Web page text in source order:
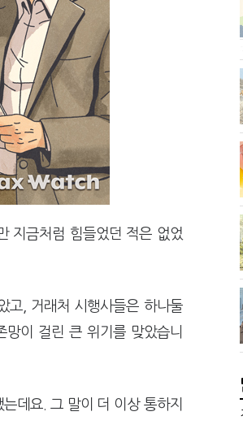
지금처럼 힘들었던 적은 없었
고, 거래처 시행사들은 하나둘
이 걸린 큰 위기를 맞았습니
데요. 그 말이 더 이상 통하지